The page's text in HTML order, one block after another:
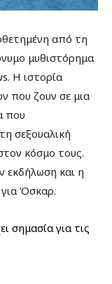
από τη
μυθιστόρημα
Η ιστορία
που ζουν σε μια
που
σεξουαλική
κόσμο τους.
εκδήλωση και η
για Όσκαρ.
σημασία για τις